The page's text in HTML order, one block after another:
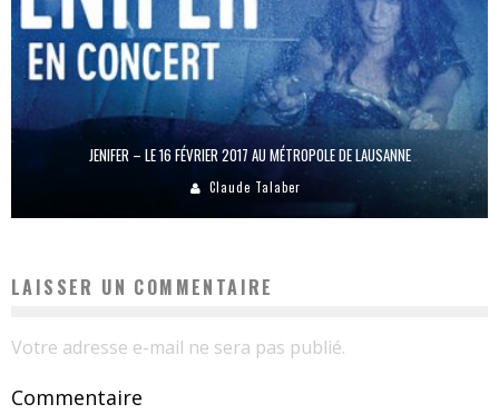
JENIFER – LE 16 FÉVRIER 2017 AU MÉTROPOLE DE LAUSANNE
Claude Talaber
LAISSER UN COMMENTAIRE
Votre adresse e-mail ne sera pas publié.
Commentaire